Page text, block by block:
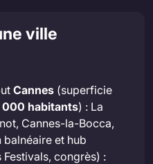
ville
Cannes (superficie
000 habitants) : La
Cannes-la-Bocca,
et hub
Festivals, congrès) :